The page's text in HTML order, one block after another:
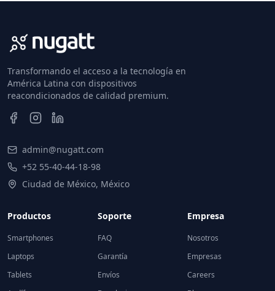
Transformando el acceso a la tecnología en
América Latina con dispositivos
reacondicionados de calidad premium.
admin@nugatt.com
+52 55-40-44-18-98
Ciudad de México, México
Productos
Smartphones
Laptops
Tablets
Soporte
FAQ
Garantía
Envíos
Empresa
Nosotros
Empresas
Careers